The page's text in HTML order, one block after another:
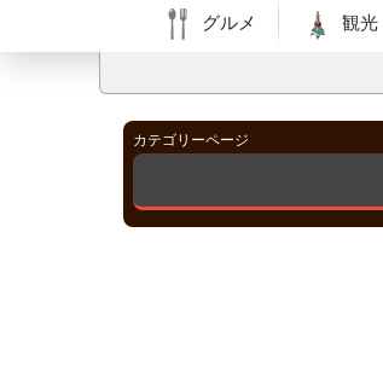
グルメ 観光
カテゴリーページ